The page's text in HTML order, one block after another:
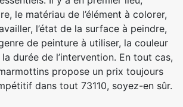
le matériau de l’élément à colorer,
l’état de la surface à peindre,
de peinture à utiliser, la couleur
durée de l’intervention. En tout cas,
propose un prix toujours
dans tout 73110, soyez-en sûr.